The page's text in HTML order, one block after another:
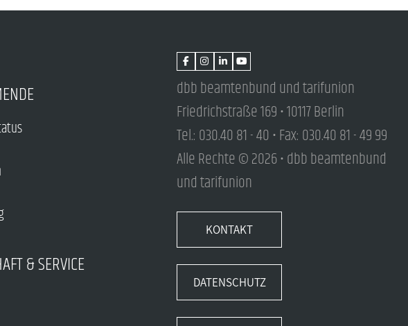
& SERVICE
dbb beamtenbund und tarifunion
Friedrichstraße 169 • 10117 Berlin
Tel.: 030.40 81 - 40 • Fax: 030.40 81 - 49 99
Alle Rechte © 2026 • dbb beamtenbund
und tarifunion
KONTAKT
DATENSCHUTZ